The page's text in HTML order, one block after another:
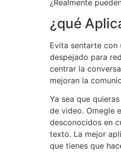
¿Realmente
¿qué
Evita sentarte con
despejado para
centrar la
mejoran la
Ya sea que
de video. Omegle
desconocidos en
texto. La mejor
que tienes que